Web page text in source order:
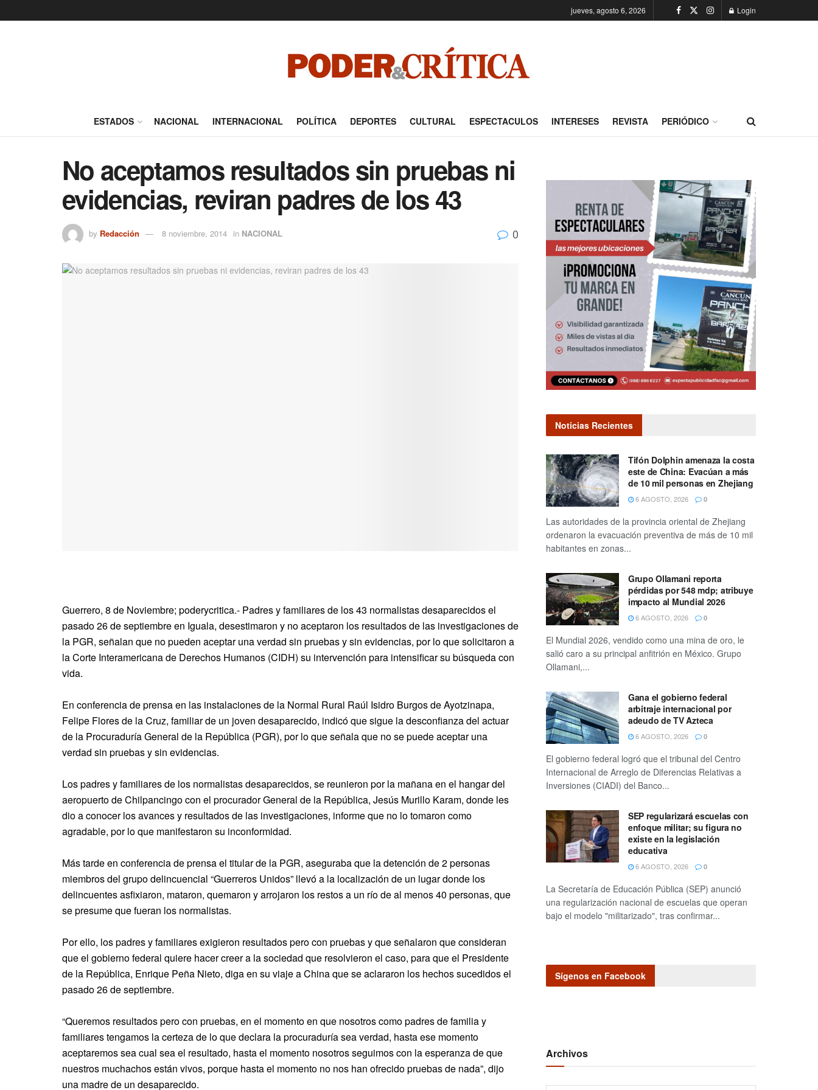
jueves, agosto 6, 2026 Login
ESTADOS NACIONAL INTERNACIONAL POLÍTICA DEPORTES CULTURAL ESPECTACULOS INTERESES REVISTA PERIÓDICO
No aceptamos resultados sin pruebas ni
evidencias, reviran padres de los 43
by Redacción 8 noviembre, 2014 in NACIONAL 0
Guerrero, 8 de Noviembre; poderycritica.- Padres y familiares de los 43 normalistas desaparecidos el
pasado 26 de septiembre en Iguala, desestimaron y no aceptaron los resultados de las investigaciones de
la PGR, señalan que no pueden aceptar una verdad sin pruebas y sin evidencias, por lo que solicitaron a
la Corte Interamericana de Derechos Humanos (CIDH) su intervención para intensificar su búsqueda con
vida.
En conferencia de prensa en las instalaciones de la Normal Rural Raúl Isidro Burgos de Ayotzinapa,
Felipe Flores de la Cruz, familiar de un joven desaparecido, indicó que sigue la desconfianza del actuar
de la Procuraduría General de la República (PGR), por lo que señala que no se puede aceptar una
verdad sin pruebas y sin evidencias.
Los padres y familiares de los normalistas desaparecidos, se reunieron por la mañana en el hangar del
aeropuerto de Chilpancingo con el procurador General de la República, Jesús Murillo Karam, donde les
dio a conocer los avances y resultados de las investigaciones, informe que no lo tomaron como
agradable, por lo que manifestaron su inconformidad.
Más tarde en conferencia de prensa el titular de la PGR, aseguraba que la detención de 2 personas
miembros del grupo delincuencial “Guerreros Unidos” llevó a la localización de un lugar donde los
delincuentes asfixiaron, mataron, quemaron y arrojaron los restos a un río de al menos 40 personas, que
se presume que fueran los normalistas.
Por ello, los padres y familiares exigieron resultados pero con pruebas y que señalaron que consideran
que el gobierno federal quiere hacer creer a la sociedad que resolvieron el caso, para que el Presidente
de la República, Enrique Peña Nieto, diga en su viaje a China que se aclararon los hechos sucedidos el
pasado 26 de septiembre.
“Queremos resultados pero con pruebas, en el momento en que nosotros como padres de familia y
familiares tengamos la certeza de lo que declara la procuraduría sea verdad, hasta ese momento
aceptaremos sea cual sea el resultado, hasta el momento nosotros seguimos con la esperanza de que
nuestros muchachos están vivos, porque hasta el momento no nos han ofrecido pruebas de nada”, dijo
una madre de un desaparecido.
Noticias Recientes
Tifón Dolphin amenaza la costa
este de China: Evacúan a más
de 10 mil personas en Zhejiang
6 AGOSTO, 2026 0
Las autoridades de la provincia oriental de Zhejiang
ordenaron la evacuación preventiva de más de 10 mil
habitantes en zonas...
Grupo Ollamani reporta
pérdidas por 548 mdp; atribuye
impacto al Mundial 2026
6 AGOSTO, 2026 0
El Mundial 2026, vendido como una mina de oro, le
salió caro a su principal anfitrión en México. Grupo
Ollamani,...
Gana el gobierno federal
arbitraje internacional por
adeudo de TV Azteca
6 AGOSTO, 2026 0
El gobierno federal logró que el tribunal del Centro
Internacional de Arreglo de Diferencias Relativas a
Inversiones (CIADI) del Banco...
SEP regularizará escuelas con
enfoque militar; su figura no
existe en la legislación
educativa
6 AGOSTO, 2026 0
La Secretaría de Educación Pública (SEP) anunció
una regularización nacional de escuelas que operan
bajo el modelo "militarizado", tras confirmar...
Sígenos en Facebook
Archivos